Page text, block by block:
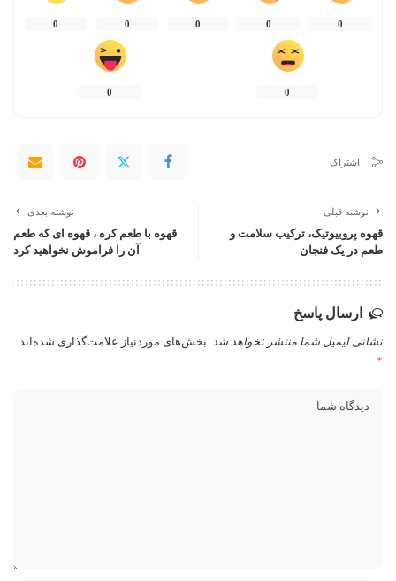
0
0
0
0
0
0
0
اشتراک
نوشته قبلی
قهوه پروبیوتیک، ترکیب سلامت و
طعم در یک فنجان
نوشته بعدی
قهوه با طعم کره ، قهوه ای که طعم
آن را فراموش نخواهید کرد
ارسال پاسخ
نشانی ایمیل شما منتشر نخواهد شد. بخش‌های موردنیاز علامت‌گذاری شده‌اند
*